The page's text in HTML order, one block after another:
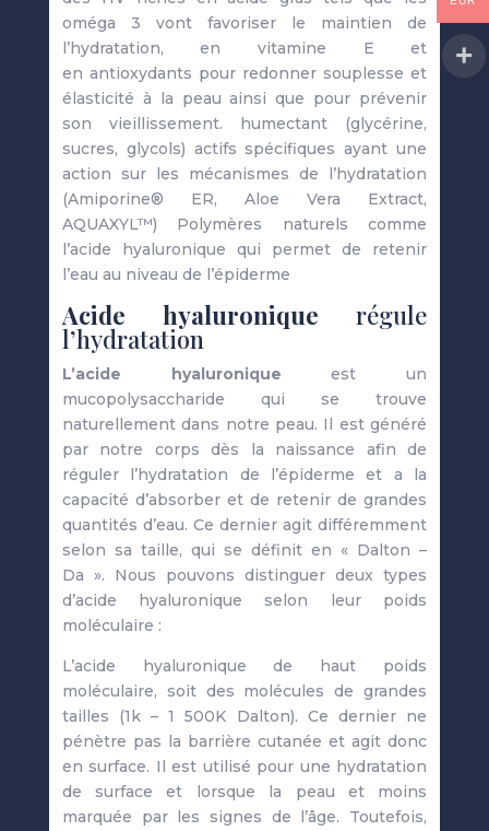
oméga 3 vont favoriser le maintien de
l’hydratation, en vitamine E et
en antioxydants pour redonner souplesse et
élasticité à la peau ainsi que pour prévenir
son vieillissement. humectant
(glycérine,
sucres, glycols) actifs spécifiques ayant une
action sur les mécanismes de l’hydratation
(Amiporine® ER, Aloe Vera Extract,
AQUAXYL™) Polymères naturels comme
l’acide hyaluronique qui permet de retenir
l’eau au niveau de l’épiderme
Acide hyaluronique régule
l’hydratation
L’acide hyaluronique est un
mucopolysaccharide qui se trouve
naturellement dans notre peau. Il est généré
par notre corps dès la naissance afin de
réguler l’hydratation de l’épiderme et a la
capacité d’absorber et de retenir de grandes
quantités d’eau. Ce dernier agit différemment
selon sa taille, qui se définit en « Dalton –
Da ». Nous pouvons distinguer deux types
d’acide hyaluronique selon leur poids
moléculaire :
L’acide hyaluronique de haut poids
moléculaire, soit des molécules de grandes
tailles (1k – 1 500K Dalton). Ce dernier ne
pénètre pas la barrière cutanée et agit donc
en surface. Il est utilisé pour une hydratation
de surface et lorsque la peau et moins
marquée par les signes de l’âge. Toutefois,